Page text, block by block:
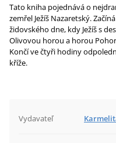
Tato kniha pojednává o
zemřel Ježíš Nazaretský.
židovského dne, kdy Ježíš s
Olivovou horou a horou
Končí ve čtyři hodiny
kříže.
Vydavateľ